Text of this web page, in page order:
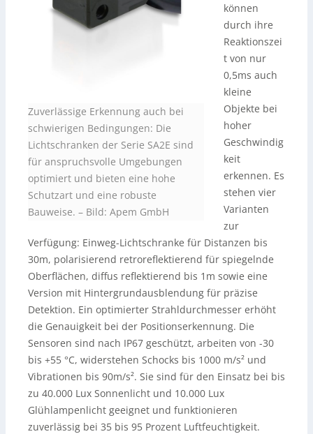
Zuverlässige Erkennung auch bei
schwierigen Bedingungen: Die
Lichtschranken der Serie SA2E sind
für anspruchsvolle Umgebungen
optimiert und bieten eine hohe
Schutzart und eine robuste
Bauweise. – Bild: Apem GmbH
können
durch ihre
Reaktionszei
t von nur
0,5ms auch
kleine
Objekte bei
hoher
Geschwindig
keit
erkennen. Es
stehen vier
Varianten
zur
Verfügung: Einweg-Lichtschranke für Distanzen bis
30m, polarisierend retroreflektierend für spiegelnde
Oberflächen, diffus reflektierend bis 1m sowie eine
Version mit Hintergrundausblendung für präzise
Detektion. Ein optimierter Strahldurchmesser erhöht
die Genauigkeit bei der Positionserkennung. Die
Sensoren sind nach IP67 geschützt, arbeiten von -30
bis +55 °C, widerstehen Schocks bis 1000 m/s² und
Vibrationen bis 90m/s². Sie sind für den Einsatz bei bis
zu 40.000 Lux Sonnenlicht und 10.000 Lux
Glühlampenlicht geeignet und funktionieren
zuverlässig bei 35 bis 95 Prozent Luftfeuchtigkeit.